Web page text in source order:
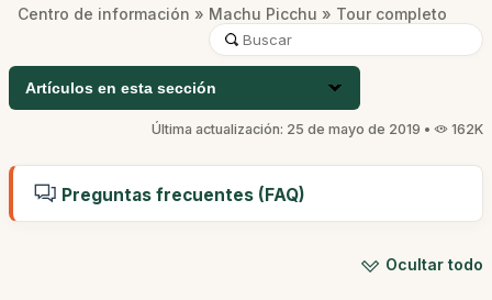
Centro de información » Machu Picchu » Tour completo
Artículos en esta sección
Última actualización: 25 de mayo de 2019 • 162K
Preguntas frecuentes (FAQ)
Ocultar todo